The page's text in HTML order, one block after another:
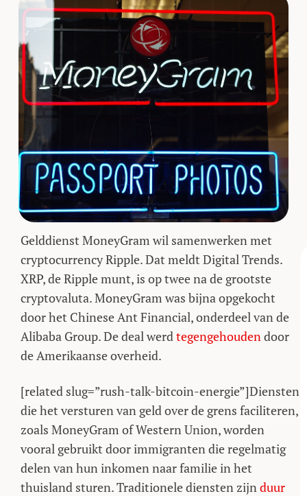
Gelddienst MoneyGram wil samenwerken met
cryptocurrency Ripple. Dat meldt Digital Trends.
XRP, de Ripple munt, is op twee na de grootste
cryptovaluta. MoneyGram was bijna opgekocht
door het Chinese Ant Financial, onderdeel van de
Alibaba Group. De deal werdtegengehoudendoor
de Amerikaanse overheid.
[related slug=”rush-talk-bitcoin-energie”]Diensten
die het versturen van geld over de grens faciliteren,
zoals MoneyGram of Western Union, worden
vooral gebruikt door immigranten die regelmatig
delen van hun inkomen naar familie in het
thuisland sturen. Traditionele diensten zijnduur